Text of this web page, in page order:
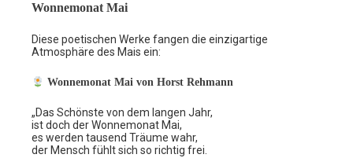
Wonnemonat Mai
Diese poetischen Werke fangen die einzigartige
Atmosphäre des Mais ein:
Wonnemonat Mai von Horst Rehmann
„Das Schönste von dem langen Jahr,
ist doch der Wonnemonat Mai,
es werden tausend Träume wahr,
der Mensch fühlt sich so richtig frei.